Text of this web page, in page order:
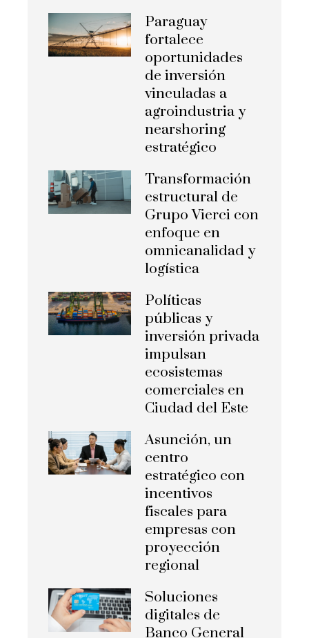
Paraguay
fortalece
oportunidades
de inversión
vinculadas a
agroindustria y
nearshoring
estratégico
Transformación
estructural de
Grupo Vierci con
enfoque en
omnicanalidad y
logística
Políticas
públicas y
inversión privada
impulsan
ecosistemas
comerciales en
Ciudad del Este
Asunción, un
centro
estratégico con
incentivos
fiscales para
empresas con
proyección
regional
Soluciones
digitales de
Banco General